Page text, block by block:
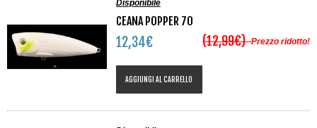
Disponibile
CEANA POPPER 70
Prezzo ridotto!
12,34€ (12,99€)
AGGIUNGI AL CARRELLO